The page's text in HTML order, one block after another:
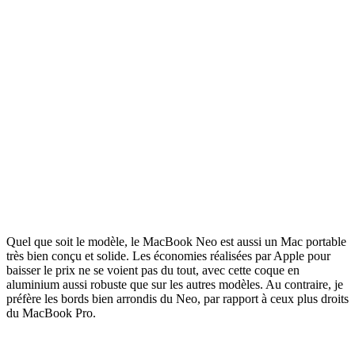
Quel que soit le modèle, le MacBook Neo est aussi un Mac portable
très bien conçu et solide. Les économies réalisées par Apple pour
baisser le prix ne se voient pas du tout, avec cette coque en
aluminium aussi robuste que sur les autres modèles. Au contraire, je
préfère les bords bien arrondis du Neo, par rapport à ceux plus droits
du MacBook Pro.